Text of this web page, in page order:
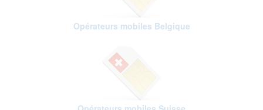
Opérateurs mobiles Belgique